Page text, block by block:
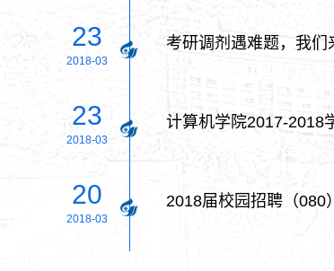
23
2018-03
考研调剂遇难题，我
23
2018-03
计算机学院2017-2018
20
2018-03
2018届校园招聘（